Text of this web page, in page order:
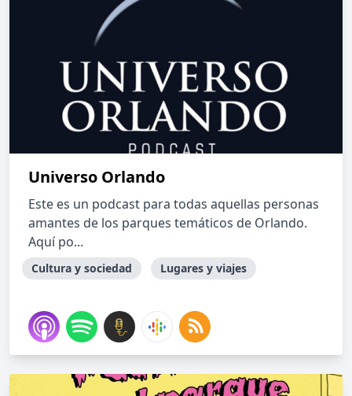
Universo Orlando
Este es un podcast para todas aquellas personas
amantes de los parques temáticos de Orlando.
Aquí po...
Cultura y sociedad Lugares y viajes